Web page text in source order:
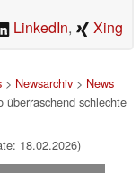
LinkedIn, Xing
> Newsarchiv> News
überraschend schlechte
18.02.2026)